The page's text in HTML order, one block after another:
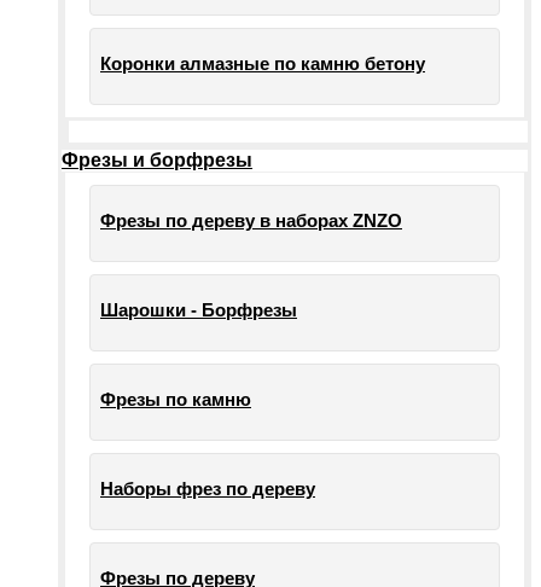
Коронки алмазные по камню бетону
Фрезы и борфрезы
Фрезы по дереву в наборах ZNZO
Шарошки - Борфрезы
Фрезы по камню
Наборы фрез по дереву
Фрезы по дереву